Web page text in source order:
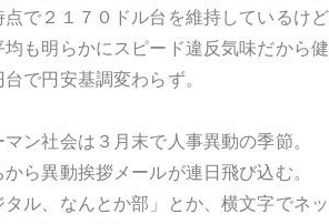
で２１７０ドル台を維持しているけど
均も明らかにスピード違反気味だから健
で円安基調変わらず。
ン社会は３月末で人事異動の季節。
ら異動挨拶メールが連日飛び込む。
ル、なんとか部」とか、横文字でネ